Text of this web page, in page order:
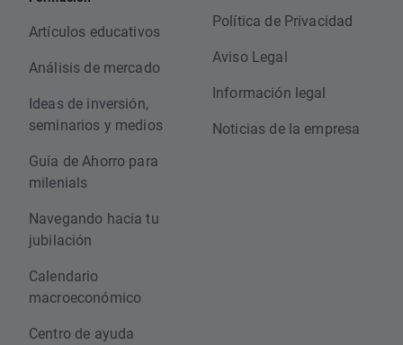
Artículos educativos
Análisis de mercado
Ideas de inversión,
seminarios y medios
Guía de Ahorro para
milenials
Navegando hacia tu
jubilación
Calendario
macroeconómico
Centro de ayuda
Política de Privacidad
Aviso Legal
Información legal
Noticias de la empresa